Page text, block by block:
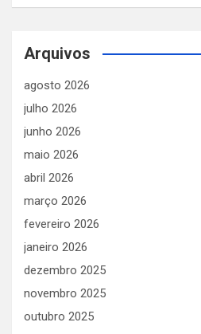
Arquivos
agosto 2026
julho 2026
junho 2026
maio 2026
abril 2026
março 2026
fevereiro 2026
janeiro 2026
dezembro 2025
novembro 2025
outubro 2025